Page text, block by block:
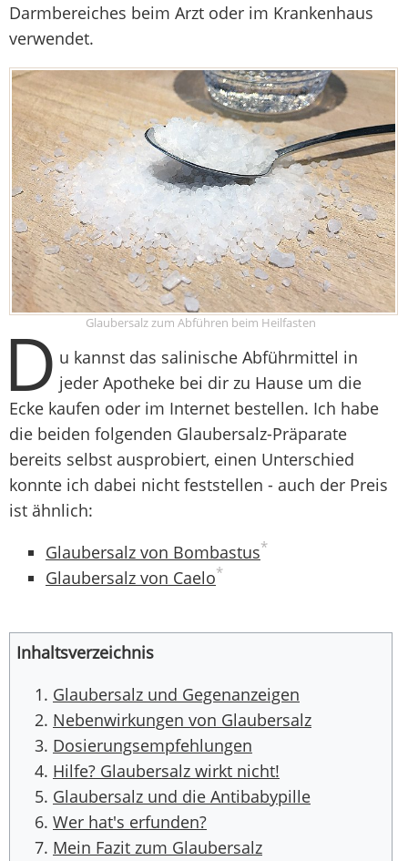
Darmbereiches beim Arzt oder im Krankenhaus
verwendet.
Glaubersalz zum Abführen beim Heilfasten
D u kannst das salinische Abführmittel in
jeder Apotheke bei dir zu Hause um die
Ecke kaufen oder im Internet bestellen. Ich habe
die beiden folgenden Glaubersalz-Präparate
bereits selbst ausprobiert, einen Unterschied
konnte ich dabei nicht feststellen - auch der Preis
ist ähnlich:
Glaubersalz von Bombastus*
Glaubersalz von Caelo*
Inhaltsverzeichnis
Glaubersalz und Gegenanzeigen
Nebenwirkungen von Glaubersalz
Dosierungsempfehlungen
Hilfe? Glaubersalz wirkt nicht!
Glaubersalz und die Antibabypille
Wer hat's erfunden?
Mein Fazit zum Glaubersalz